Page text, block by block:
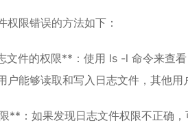
权限错误的方法如下：
文件的权限**：使用 ls -l 命令来查
户能够读取和写入日志文件，其他用
**：如果发现日志文件权限不正确